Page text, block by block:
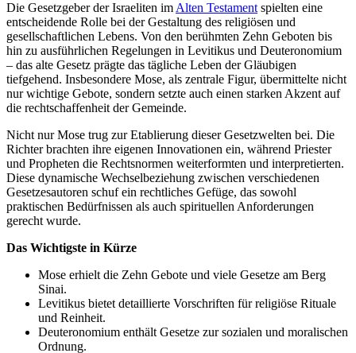
Die Gesetzgeber der Israeliten im Alten Testament spielten eine
entscheidende Rolle bei der Gestaltung des religiösen und
gesellschaftlichen Lebens. Von den berühmten Zehn Geboten bis
hin zu ausführlichen Regelungen in Levitikus und Deuteronomium
– das alte Gesetz prägte das tägliche Leben der Gläubigen
tiefgehend. Insbesondere Mose, als zentrale Figur, übermittelte nicht
nur wichtige Gebote, sondern setzte auch einen starken Akzent auf
die rechtschaffenheit der Gemeinde.
Nicht nur Mose trug zur Etablierung dieser Gesetzwelten bei. Die
Richter brachten ihre eigenen Innovationen ein, während Priester
und Propheten die Rechtsnormen weiterformten und interpretierten.
Diese dynamische Wechselbeziehung zwischen verschiedenen
Gesetzesautoren schuf ein rechtliches Gefüge, das sowohl
praktischen Bedürfnissen als auch spirituellen Anforderungen
gerecht wurde.
Das Wichtigste in Kürze
Mose erhielt die Zehn Gebote und viele Gesetze am Berg
Sinai.
Levitikus bietet detaillierte Vorschriften für religiöse Rituale
und Reinheit.
Deuteronomium enthält Gesetze zur sozialen und moralischen
Ordnung.